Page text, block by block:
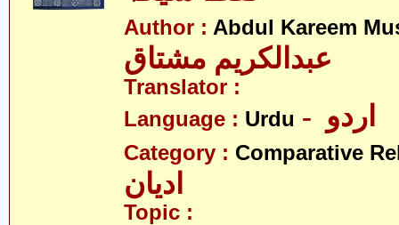
Author : Abdul Kareem
عبدالکریم مشتاق
Translator :
Language : Urdu
Category : Comparative
ادیان
Topic :